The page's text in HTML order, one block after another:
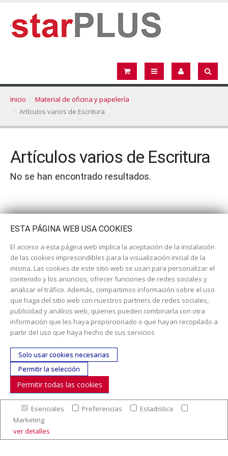
Inicio
Material de oficina y papelería
Artículos varios de Escritura
Artículos varios de Escritura
No se han encontrado resultados.
Dirección:c/ Cercedilla nº 14, 28925 Alcorcón
Email: contacta aquí
Teléfono: 913519435
SÍGUENOS
© Copyright 2017. Todos los derechos reservados. |
empresa|Aviso legal|Política de colaboración en los gastos de
preparación y envío|Condiciones de venta
ESTA PÁGINA WEB USA COOKIES
El acceso a esta página web implica la aceptación de la instalación
de las cookies imprescindibles para la visualización inicial de la
misma. Las cookies de este sitio web se usan para personalizar el
contenido y los anuncios, ofrecer funciones de redes sociales y
analizar el tráfico. Además, compartimos información sobre el uso
que haga del sitio web con nuestros partners de redes sociales,
publicidad y análisis web, quienes pueden combinarla con otra
información que les haya proporcionado o que hayan recopilado a
partir del uso que haya hecho de sus servicios
Solo usar cookies necesarias
Permitir la selección
Permitir todas las cookies
Esenciales Preferencias
Estadistica
Marketing
ver detalles